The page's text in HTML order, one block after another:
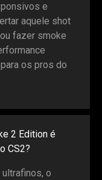
e
aquele shot
fazer smoke
os pros do
2 Edition é
CS2?
o